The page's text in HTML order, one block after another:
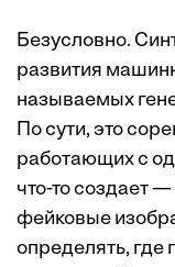
Безусловно.
развития
называемых
По сути, это
работающих с
что-то создает
фейковые
определять, где